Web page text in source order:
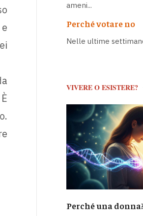
ameni...
Perché votare no
Nelle ultime
VIVERE O ESISTERE?
Perché una